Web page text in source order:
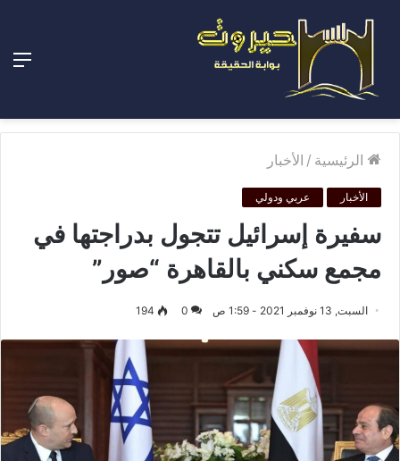
الرئيسية / الأخبار
الأخبار عربي ودولي
سفيرة إسرائيل تتجول بدراجتها في
مجمع سكني بالقاهرة “صور”
السبت, 13 نوفمبر 2021 - 1:59 ص 0
194